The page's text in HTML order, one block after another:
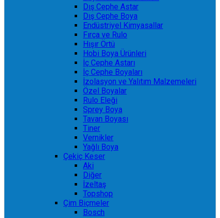
Dış Cephe Astar
Dış Cephe Boya
Endüstriyel Kimyasallar
Fırça ve Rulo
Hışır Örtü
Hobi Boya Ürünleri
İç Cephe Astarı
İç Cephe Boyaları
İzolasyon ve Yalıtım Malzemeleri
Özel Boyalar
Rulo Eleği
Sprey Boya
Tavan Boyası
Tiner
Vernikler
Yağlı Boya
Çekiç Keser
Aki
Diğer
İzeltaş
Topshop
Çim Biçmeler
Bosch